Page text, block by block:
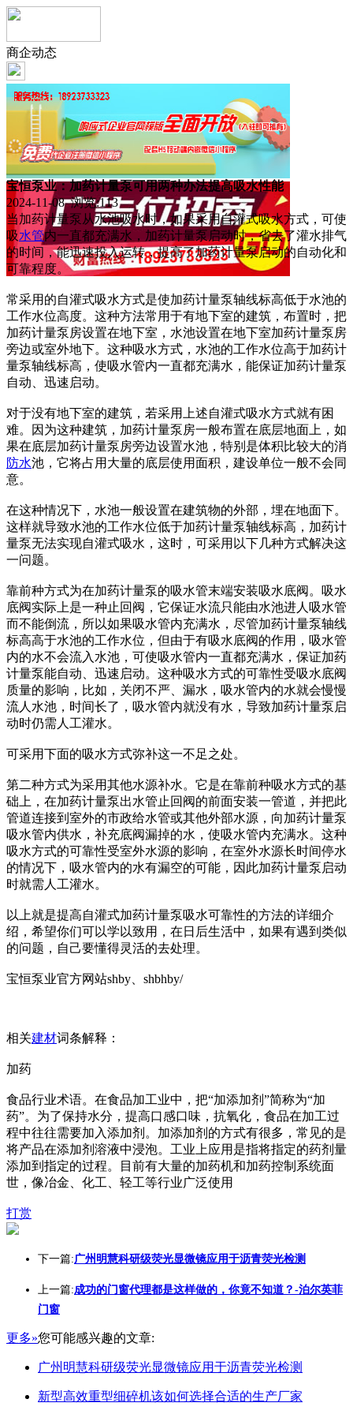
商企动态
宝恒泵业：加药计量泵可用两种办法提高吸水性能
2024-11-08 浏览:113
当加药计量泵从水池吸水时，如果采用自灌式吸水方式，可使
吸水管内一直都充满水，加药计量泵启动时，省去了灌水排气
的时间，能迅速投入运转，提高了加药计量泵启动的自动化和
可靠程度。
常采用的自灌式吸水方式是使加药计量泵轴线标高低于水池的
工作水位高度。这种方法常用于有地下室的建筑，布置时，把
加药计量泵房设置在地下室，水池设置在地下室加药计量泵房
旁边或室外地下。这种吸水方式，水池的工作水位高于加药计
量泵轴线标高，使吸水管内一直都充满水，能保证加药计量泵
自动、迅速启动。
对于没有地下室的建筑，若采用上述自灌式吸水方式就有困
难。因为这种建筑，加药计量泵房一般布置在底层地面上，如
果在底层加药计量泵房旁边设置水池，特别是体积比较大的消
防水池，它将占用大量的底层使用面积，建设单位一般不会同
意。
在这种情况下，水池一般设置在建筑物的外部，埋在地面下。
这样就导致水池的工作水位低于加药计量泵轴线标高，加药计
量泵无法实现自灌式吸水，这时，可采用以下几种方式解决这
一问题。
靠前种方式为在加药计量泵的吸水管末端安装吸水底阀。吸水
底阀实际上是一种止回阀，它保证水流只能由水池进人吸水管
而不能倒流，所以如果吸水管内充满水，尽管加药计量泵轴线
标高高于水池的工作水位，但由于有吸水底阀的作用，吸水管
内的水不会流入水池，可使吸水管内一直都充满水，保证加药
计量泵能自动、迅速启动。这种吸水方式的可靠性受吸水底阀
质量的影响，比如，关闭不严、漏水，吸水管内的水就会慢慢
流人水池，时间长了，吸水管内就没有水，导致加药计量泵启
动时仍需人工灌水。
可采用下面的吸水方式弥补这一不足之处。
第二种方式为采用其他水源补水。它是在靠前种吸水方式的基
础上，在加药计量泵出水管止回阀的前面安装一管道，并把此
管道连接到室外的市政给水管或其他外部水源，向加药计量泵
吸水管内供水，补充底阀漏掉的水，使吸水管内充满水。这种
吸水方式的可靠性受室外水源的影响，在室外水源长时间停水
的情况下，吸水管内的水有漏空的可能，因此加药计量泵启动
时就需人工灌水。
以上就是提高自灌式加药计量泵吸水可靠性的方法的详细介
绍，希望你们可以学以致用，在日后生活中，如果有遇到类似
的问题，自己要懂得灵活的去处理。
宝恒泵业官方网站shby、shbhby/
相关建材词条解释：
加药
食品行业术语。在食品加工业中，把“加添加剂”简称为“加
药”。为了保持水分，提高口感口味，抗氧化，食品在加工过
程中往往需要加入添加剂。加添加剂的方式有很多，常见的是
将产品在添加剂溶液中浸泡。工业上应用是指将指定的药剂量
添加到指定的过程。目前有大量的加药机和加药控制系统面
世，像冶金、化工、轻工等行业广泛使用
打赏
下一篇:广州明慧科研级荧光显微镜应用于沥青荧光检测
上一篇:成功的门窗代理都是这样做的，你竟不知道？-泊尔英菲
门窗
更多»您可能感兴趣的文章:
广州明慧科研级荧光显微镜应用于沥青荧光检测
新型高效重型细碎机该如何选择合适的生产厂家